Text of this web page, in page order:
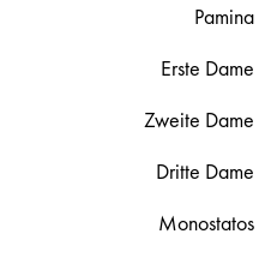
Pamina
Erste Dame
Zweite Dame
Dritte Dame
Monostatos